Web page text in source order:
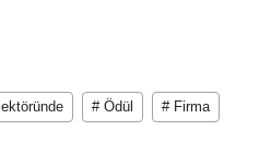
# Ödül # Firma